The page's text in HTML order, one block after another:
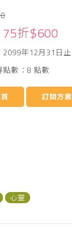
75折$600
2099年12月31日止
數：8 點數
訂閱方案
心靈